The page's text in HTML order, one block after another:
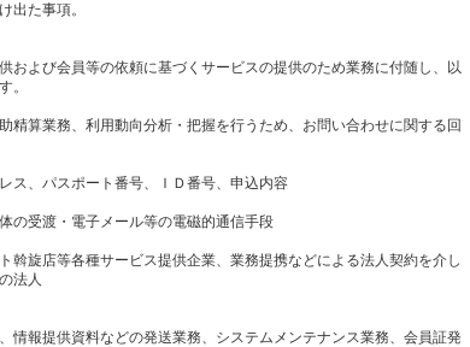
出た事項。
および会員等の依頼に基づくサービスの提供のため業務に付随し、以
。
精算業務、利用動向分析・把握を行うため、お問い合わせに関する回
ス、パスポート番号、ＩＤ番号、申込内容
の受渡・電子メール等の電磁的通信手段
斡旋店等各種サービス提供企業、業務提携などによる法人契約を介し
法人
情報提供資料などの発送業務、システムメンテナンス業務、会員証発